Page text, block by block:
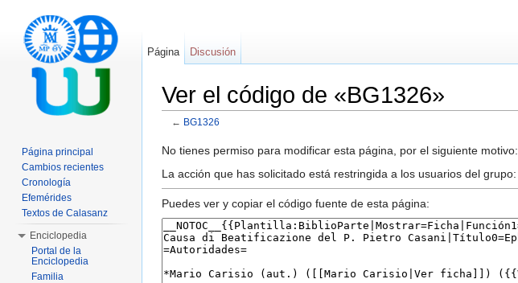
Ver el código de «BG1326»
← BG1326
No tienes permiso para modificar esta página, por el siguiente motivo:
La acción que has solicitado está restringida a los usuarios del grupo:
Puedes ver y copiar el código fuente de esta página:
Página Discusión
Página principal
Cambios recientes
Cronología
Efemérides
Textos de Calasanz
Enciclopedia
Portal de la
Enciclopedia
Familia